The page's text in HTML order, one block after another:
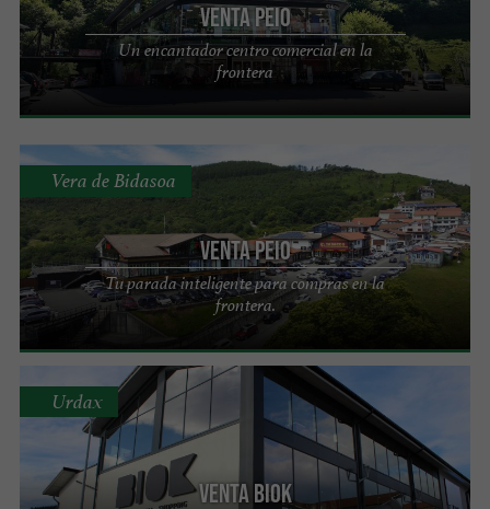
Venta Peio
Un encantador centro comercial en la
frontera
Venta Peio
Tu parada inteligente para compras en la
frontera.
Vera de Bidasoa
Venta Biok
Urdax